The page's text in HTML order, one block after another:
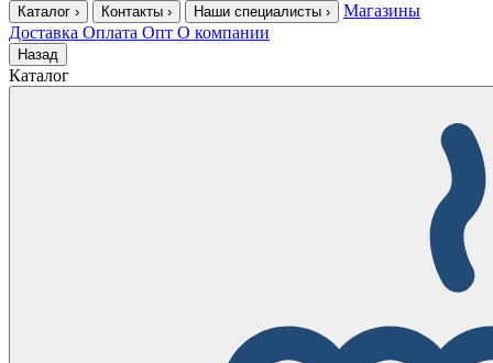
Каталог › Контакты › Наши специалисты ›
Магазины
Доставка Оплата Опт О компании
Назад
Каталог